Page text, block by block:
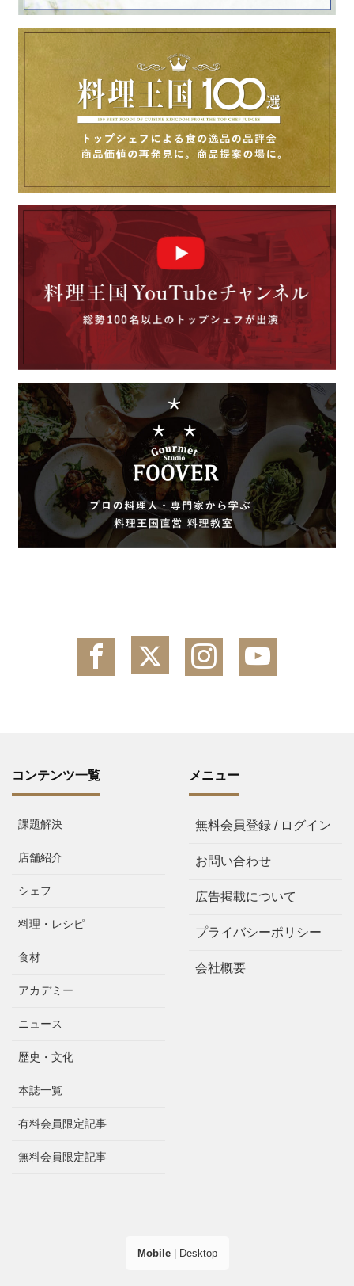
コンテンツ一覧
課題解決
店舗紹介
シェフ
料理・レシピ
食材
アカデミー
ニュース
歴史・文化
本誌一覧
有料会員限定記事
無料会員限定記事
メニュー
無料会員登録 / ログイン
お問い合わせ
広告掲載について
プライバシーポリシー
会社概要
Mobile| Desktop